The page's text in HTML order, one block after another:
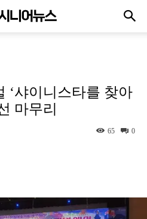
‘샤이니스타를 찾아
마무리
0
65